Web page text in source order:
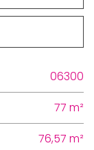
06300
77 m²
76,57 m²